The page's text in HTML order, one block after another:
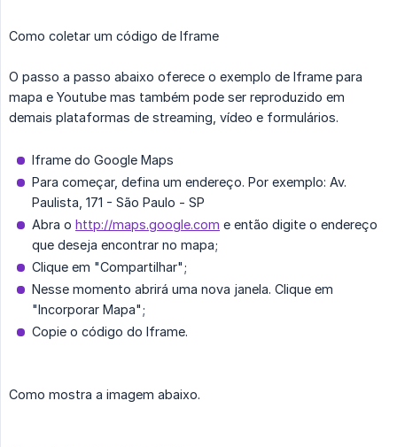
Como coletar um código de Iframe
O passo a passo abaixo oferece o exemplo de Iframe para
mapa e Youtube mas também pode ser reproduzido em
demais plataformas de streaming, vídeo e formulários.
Iframe do Google Maps
Para começar, defina um endereço. Por exemplo: Av.
Paulista, 171 - São Paulo - SP
Abra o http://maps.google.com e então digite o endereço
que deseja encontrar no mapa;
Clique em "Compartilhar";
Nesse momento abrirá uma nova janela. Clique em
"Incorporar Mapa";
Copie o código do Iframe.
Como mostra a imagem abaixo.